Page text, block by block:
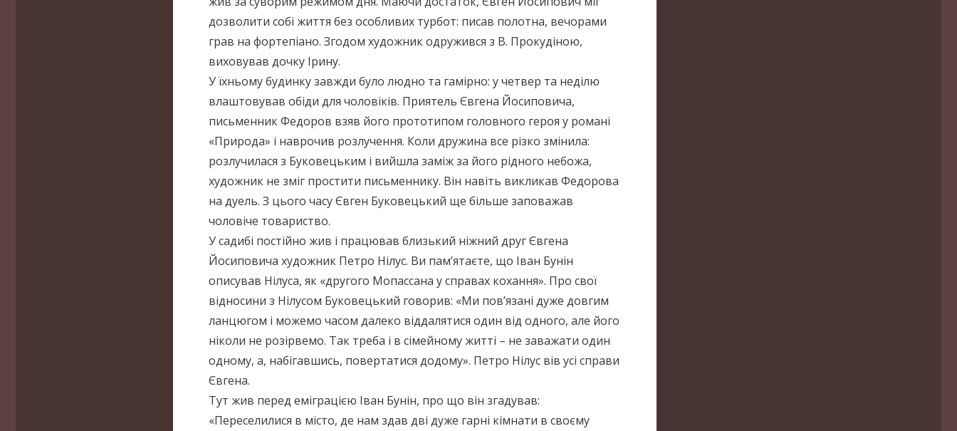
дозволити собі життя без особливих турбот: писав полотна, вечорами
грав на фортепіано. Згодом художник одружився з В. Прокудіною,
виховував дочку Ірину.
У їхньому будинку завжди було людно та гамірно: у четвер та неділю
влаштовував обіди для чоловіків. Приятель Євгена Йосиповича,
письменник Федоров взяв його прототипом головного героя у романі
«Природа» і наврочив розлучення. Коли дружина все різко змінила:
розлучилася з Буковецьким і вийшла заміж за його рідного небожа,
художник не зміг простити письменнику. Він навіть викликав Федорова
на дуель. З цього часу Євген Буковецький ще більше заповажав
чоловіче товариство.
У садибі постійно жив і працював близький ніжний друг Євгена
Йосиповича художник Петро Нілус. Ви пам’ятаєте, що Іван Бунін
описував Нілуса, як «другого Мопассана у справах кохання». Про свої
відносини з Нілусом Буковецький говорив: «Ми пов’язані дуже довгим
ланцюгом і можемо часом далеко віддалятися один від одного, але його
ніколи не розірвемо. Так треба і в сімейному житті – не заважати один
одному, а, набігавшись, повертатися додому». Петро Нілус вів усі справи
Євгена.
Тут жив перед еміграцією Іван Бунін, про що він згадував:
«Переселилися в місто, де нам здав дві дуже гарні кімнати в своєму